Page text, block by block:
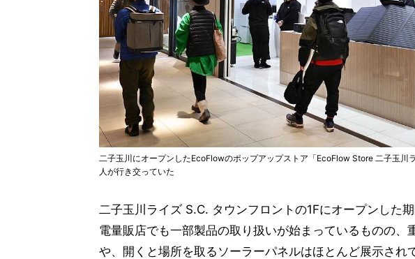
二子玉川にオープンしたEcoFlowのポップアップストア「EcoFlow Store 二子玉川
人が行き交っていた
二子玉川ライズ S.C. タウンフロントの1Fにオープンした
電量販店でも一部製品の取り扱いが始まっているものの、
や、開くと場所を取るソーラーパネルはほとんど展示され